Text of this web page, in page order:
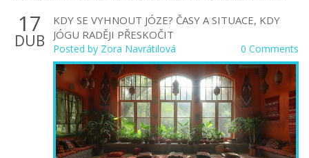
17
DUB
KDY SE VYHNOUT JÓZE? ČASY A SITUACE, KDY
JÓGU RADĚJI PŘESKOČIT
Posted by Zora Navrátilová 0 Comments